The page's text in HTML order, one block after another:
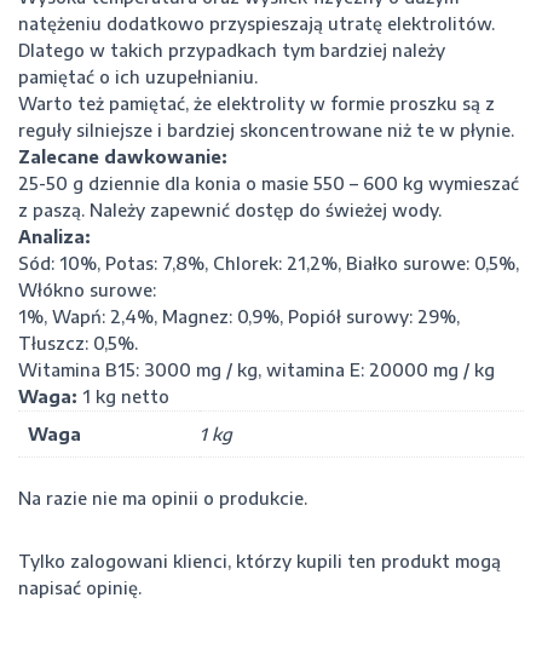
natężeniu dodatkowo przyspieszają utratę elektrolitów.
Dlatego w takich przypadkach tym bardziej należy
pamiętać o ich uzupełnianiu.
Warto też pamiętać, że elektrolity w formie proszku są z
reguły silniejsze i bardziej skoncentrowane niż te w płynie.
Zalecane dawkowanie:
25-50 g dziennie dla konia o masie 550 – 600 kg wymieszać
z paszą. Należy zapewnić dostęp do świeżej wody.
Analiza:
Sód: 10%, Potas: 7,8%, Chlorek: 21,2%, Białko surowe: 0,5%,
Włókno surowe:
1%, Wapń: 2,4%, Magnez: 0,9%, Popiół surowy: 29%,
Tłuszcz: 0,5%.
Witamina B15: 3000 mg / kg, witamina E: 20000 mg / kg
Waga: 1 kg netto
Waga
1 kg
Na razie nie ma opinii o produkcie.
Tylko zalogowani klienci, którzy kupili ten produkt mogą
napisać opinię.